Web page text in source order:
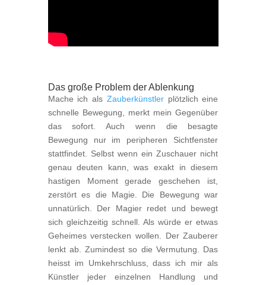
Das große Problem der Ablenkung
Mache ich als Zauberkünstlerplötzlich eine
schnelle Bewegung, merkt mein Gegenüber
das sofort. Auch wenn die besagte
Bewegung nur im peripheren Sichtfenster
stattfindet. Selbst wenn ein Zuschauer nicht
genau deuten kann, was exakt in diesem
hastigen Moment gerade geschehen ist,
zerstört es die Magie. Die Bewegung war
unnatürlich. Der Magier redet und bewegt
sich gleichzeitig schnell. Als würde er etwas
Geheimes verstecken wollen. Der Zauberer
lenkt ab. Zumindest so die Vermutung. Das
heisst im Umkehrschluss, dass ich mir als
Künstler jeder einzelnen Handlung und